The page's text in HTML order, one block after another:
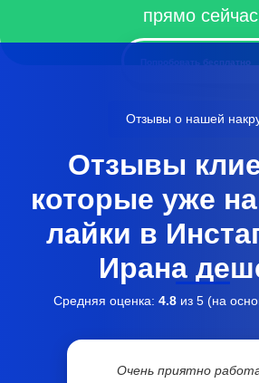
прямо
Попробовать бесплатно
Отзывы о нашей
Отзывы
которые уже
лайки в
Ирана
Средняя оценка: 4.8 из 5 (на
Очень приятно